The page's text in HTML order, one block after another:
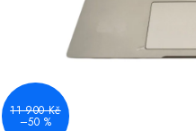
11 900 Kč
–50 %